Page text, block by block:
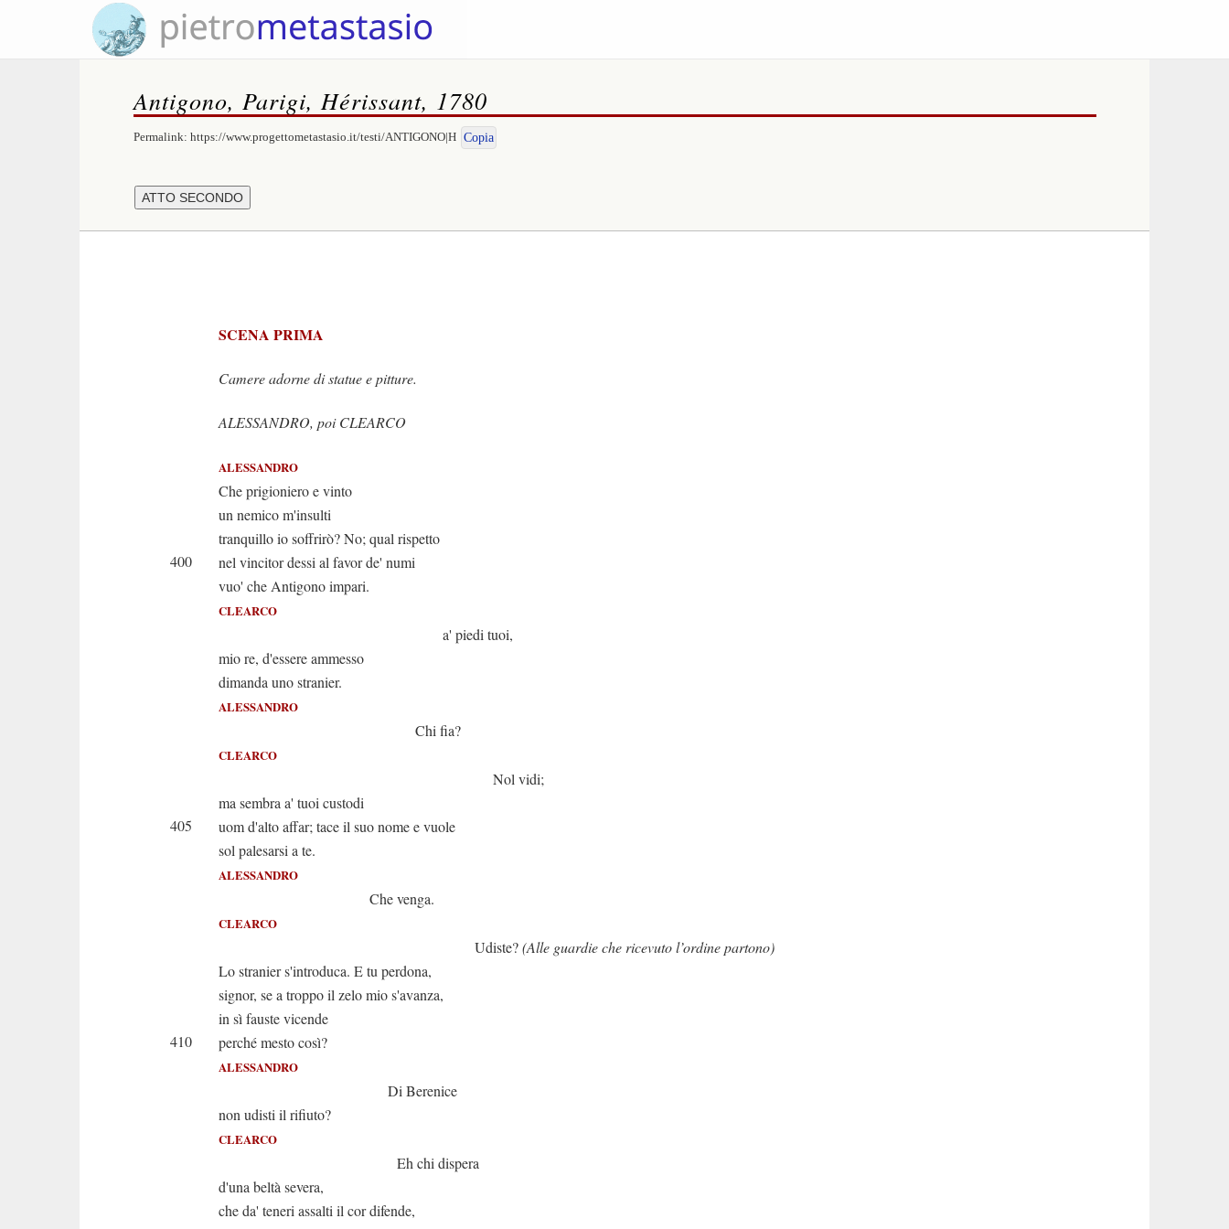
Antigono, Parigi, Hérissant, 1780
Permalink: https://www.progettometastasio.it/testi/ANTIGONO|H Copia
SCENA PRIMA
Camere adorne di statue e pitture.
ALESSANDRO, poi CLEARCO
ALESSANDRO
Che prigioniero e vinto
un nemico m'insulti
tranquillo io soffrirò? No; qual rispetto
400
nel vincitor dessi al favor de' numi
vuo' che Antigono impari.
CLEARCO
a' piedi tuoi,
mio re, d'essere ammesso
dimanda uno stranier.
ALESSANDRO
Chi fia?
CLEARCO
Nol vidi;
ma sembra a' tuoi custodi
405
uom d'alto affar; tace il suo nome e vuole
sol palesarsi a te.
ALESSANDRO
Che venga.
CLEARCO
Udiste?(Alle guardie che ricevuto l’ordine partono)
Lo stranier s'introduca. E tu perdona,
signor, se a troppo il zelo mio s'avanza,
in sì fauste vicende
410
perché mesto così?
ALESSANDRO
Di Berenice
non udisti il rifiuto?
CLEARCO
Eh chi dispera
d'una beltà severa,
che da' teneri assalti il cor difende,